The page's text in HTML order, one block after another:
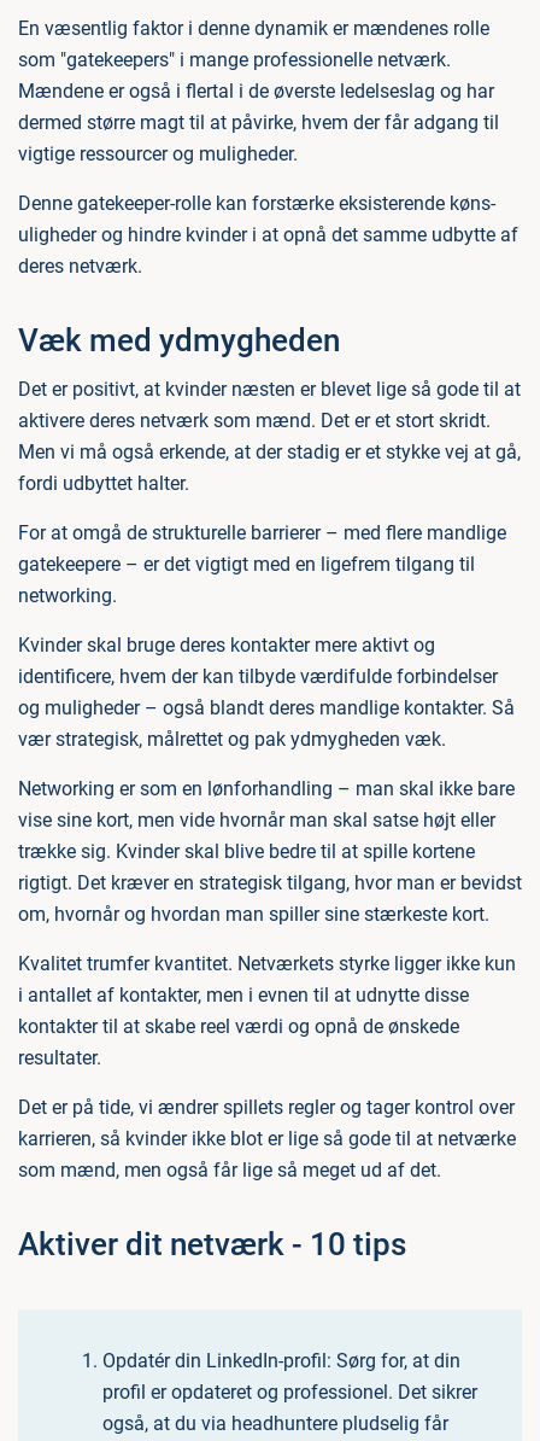
En væsentlig faktor i denne dynamik er mændenes rolle
som "gatekeepers" i mange professionelle netværk.
Mændene er også i flertal i de øverste ledelseslag og har
dermed større magt til at påvirke, hvem der får adgang til
vigtige ressourcer og muligheder.
Denne gatekeeper-rolle kan forstærke eksisterende køns-
uligheder og hindre kvinder i at opnå det samme udbytte af
deres netværk.
Væk med ydmygheden
Det er positivt, at kvinder næsten er blevet lige så gode til at
aktivere deres netværk som mænd. Det er et stort skridt.
Men vi må også erkende, at der stadig er et stykke vej at gå,
fordi udbyttet halter.
For at omgå de strukturelle barrierer – med flere mandlige
gatekeepere – er det vigtigt med en ligefrem tilgang til
networking.
Kvinder skal bruge deres kontakter mere aktivt og
identificere, hvem der kan tilbyde værdifulde forbindelser
og muligheder – også blandt deres mandlige kontakter. Så
vær strategisk, målrettet og pak ydmygheden væk.
Networking er som en lønforhandling – man skal ikke bare
vise sine kort, men vide hvornår man skal satse højt eller
trække sig. Kvinder skal blive bedre til at spille kortene
rigtigt. Det kræver en strategisk tilgang, hvor man er bevidst
om, hvornår og hvordan man spiller sine stærkeste kort.
Kvalitet trumfer kvantitet. Netværkets styrke ligger ikke kun
i antallet af kontakter, men i evnen til at udnytte disse
kontakter til at skabe reel værdi og opnå de ønskede
resultater.
Det er på tide, vi ændrer spillets regler og tager kontrol over
karrieren, så kvinder ikke blot er lige så gode til at netværke
som mænd, men også får lige så meget ud af det.
Aktiver dit netværk - 10 tips
Opdatér din LinkedIn-profil: Sørg for, at din
profil er opdateret og professionel. Det sikrer
også, at du via headhuntere pludselig får